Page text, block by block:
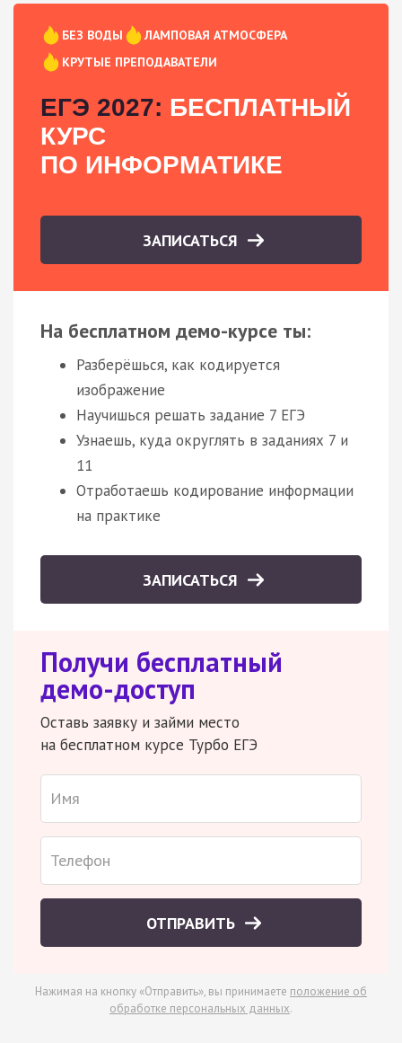
БЕЗ ВОДЫ
ЛАМПОВАЯ АТМОСФЕРА
КРУТЫЕ ПРЕПОДАВАТЕЛИ
ЕГЭ 2027: БЕСПЛАТНЫЙ
КУРС
ПО ИНФОРМАТИКЕ
ЗАПИСАТЬСЯ
На бесплатном демо-курсе ты:
Разберёшься, как кодируется
изображение
Научишься решать задание 7 ЕГЭ
Узнаешь, куда округлять в заданиях 7 и
11
Отработаешь кодирование информации
на практике
ЗАПИСАТЬСЯ
Получи бесплатный
демо-доступ
Оставь заявку и займи место
на бесплатном курсе Турбо ЕГЭ
ОТПРАВИТЬ
Нажимая на кнопку «Отправить», вы принимаете положение об
обработке персональных данных.